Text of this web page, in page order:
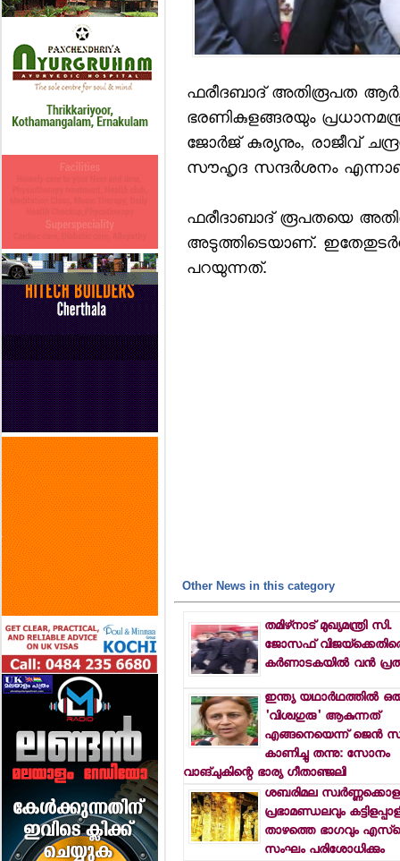
ഫരീദബാദ് അതിരൂപത
ഭരണികുളങ്ങരയും
ജോര്‍ജ് കുര്യനും, രാജീവ്
സൗഹൃദ സന്ദര്‍ശനം
ഫരീദാബാദ് രൂപതയെ
അടുത്തിടെയാണ്.
പറയുന്നത്.
Other News in this category
തമിഴ്‌നാട് മുഖ്യമന്ത്രി സി.
ജോസഫ്
കര്‍ണാടകയില്‍ വന്‍
ഇന്ത്യ യഥാര്‍ഥത്തില്‍
'വിശ്വഗുരു' ആകുന്നത്
എങ്ങനെയെന്ന് ജെന്‍
കാണിച്ചു തന്നു: സോനം
വാങ്ചുകിന്റെ ഭാര്യ ഗീതാഞ്ജലി
ശബരിമല
പ്രഭാമണ്ഡലവും
താഴത്തെ ഭാഗവും
സംഘം പരിശോധിക്കും